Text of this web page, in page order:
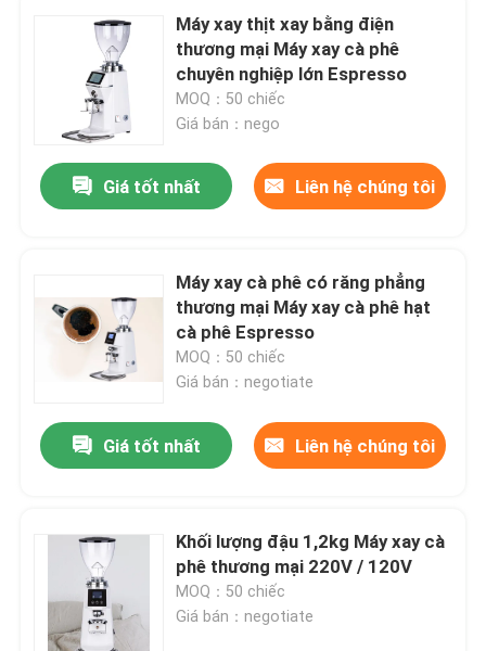
Máy xay thịt xay bằng điện
thương mại Máy xay cà phê
chuyên nghiệp lớn Espresso
MOQ：50 chiếc
Giá bán：nego
Giá tốt nhất Liên hệ chúng tôi
Máy xay cà phê có răng phẳng
thương mại Máy xay cà phê hạt
cà phê Espresso
MOQ：50 chiếc
Giá bán：negotiate
Giá tốt nhất Liên hệ chúng tôi
Khối lượng đậu 1,2kg Máy xay cà
phê thương mại 220V / 120V
MOQ：50 chiếc
Giá bán：negotiate